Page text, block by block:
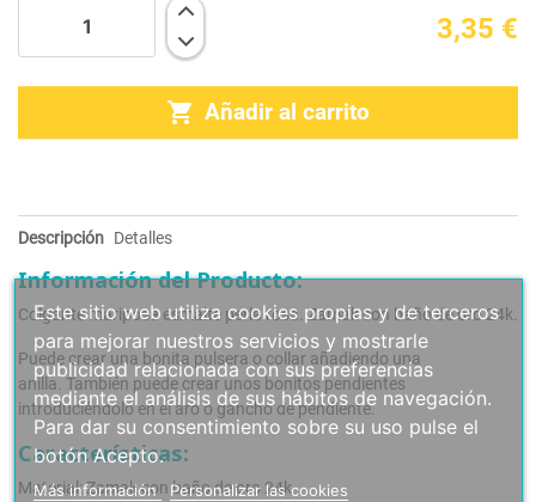
3,35 €
 Añadir al carrito
Descripción Detalles
Información del Producto:
Colgante mariposa esmalte perla rosa. Zamak con baño de oro 24k.
Puede crear una bonita pulsera o collar añadiendo una
anilla. También puede crear unos bonitos pendientes
introduciéndolo en el aro o gancho de pendiente.
Características:
Material: Zamak con baño de oro 24k
Este sitio web utiliza cookies propias y de terceros
para mejorar nuestros servicios y mostrarle
publicidad relacionada con sus preferencias
mediante el análisis de sus hábitos de navegación.
Para dar su consentimiento sobre su uso pulse el
botón Acepto.
Más información Personalizar las cookies